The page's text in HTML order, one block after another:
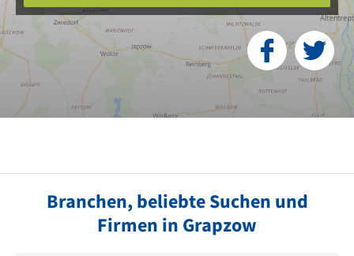
Branchen, beliebte Suchen und
Firmen in Grapzow